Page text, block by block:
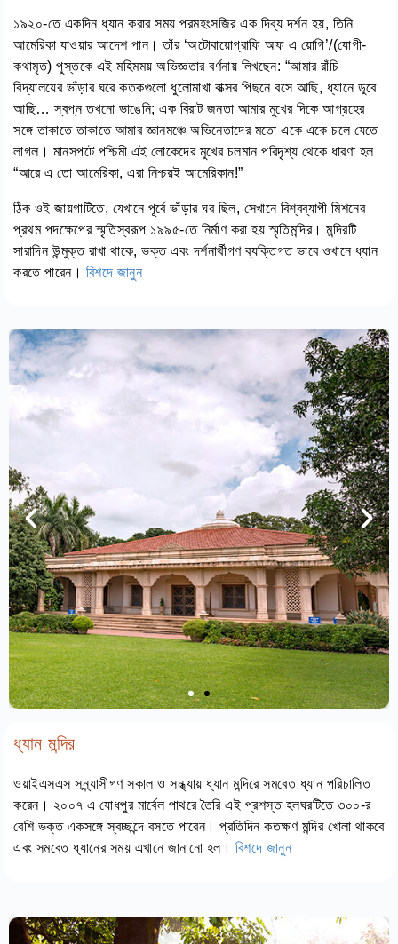
১৯২০-তে একদিন ধ্যান করার সময় পরমহংসজির এক দিব্য দর্শন হয়, তিনি
আমেরিকা যাওয়ার আদেশ পান। তাঁর ‘অটোবায়োগ্রাফি অফ এ য়োগি’/(যোগী-
কথামৃত) পুস্তকে এই মহিমময় অভিজ্ঞতার বর্ণনায় লিখছেন: “আমার রাঁচি
বিদ্যালয়ের ভাঁড়ার ঘরে কতকগুলো ধুলোমাখা বাক্সর পিছনে বসে আছি, ধ্যানে ডুবে
আছি… স্বপ্ন তখনো ভাঙেনি; এক বিরাট জনতা আমার মুখের দিকে আগ্রহের
সঙ্গে তাকাতে তাকাতে আমার জ্ঞানমঞ্চে অভিনেতাদের মতো একে একে চলে যেতে
লাগল। মানসপটে পশ্চিমী এই লোকেদের মুখের চলমান পরিদৃশ্য থেকে ধারণা হল
“আরে এ তো আমেরিকা, এরা নিশ্চয়ই আমেরিকান!”
ঠিক ওই জায়গাটিতে, যেখানে পূর্বে ভাঁড়ার ঘর ছিল, সেখানে বিশ্বব্যাপী মিশনের
প্রথম পদক্ষেপের স্মৃতিস্বরূপ ১৯৯৫-তে নির্মাণ করা হয় স্মৃতিমন্দির। মন্দিরটি
সারাদিন উন্মুক্ত রাখা থাকে, ভক্ত এবং দর্শনার্থীগণ ব্যক্তিগত ভাবে ওখানে ধ্যান
করতে পারেন। বিশদে জানুন
ধ্যান মন্দির
ওয়াইএসএস সন্ন্যাসীগণ সকাল ও সন্ধ্যায় ধ্যান মন্দিরে সমবেত ধ্যান পরিচালিত
করেন। ২০০৭ এ যোধপুর মার্বেল পাথরে তৈরি এই প্রশস্ত হলঘরটিতে ৩০০-র
বেশি ভক্ত একসঙ্গে স্বচ্ছন্দে বসতে পারেন। প্রতিদিন কতক্ষণ মন্দির খোলা থাকবে
এবং সমবেত ধ্যানের সময় এখানে জানানো হল। বিশদে জানুন